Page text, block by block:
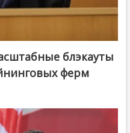
блэкауты
ферм